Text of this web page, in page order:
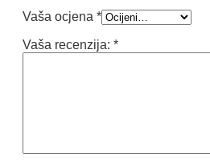
Vaša ocjena *
Vaša recenzija: *